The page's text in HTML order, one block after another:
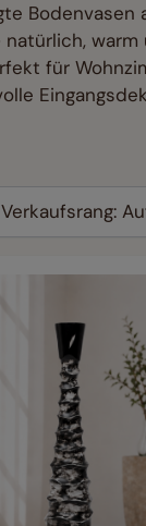
Bodenvasen
natürlich, warm
für